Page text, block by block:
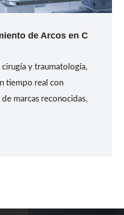
de Arcos en C
cirugía y traumatología,
tiempo real con
marcas reconocidas.